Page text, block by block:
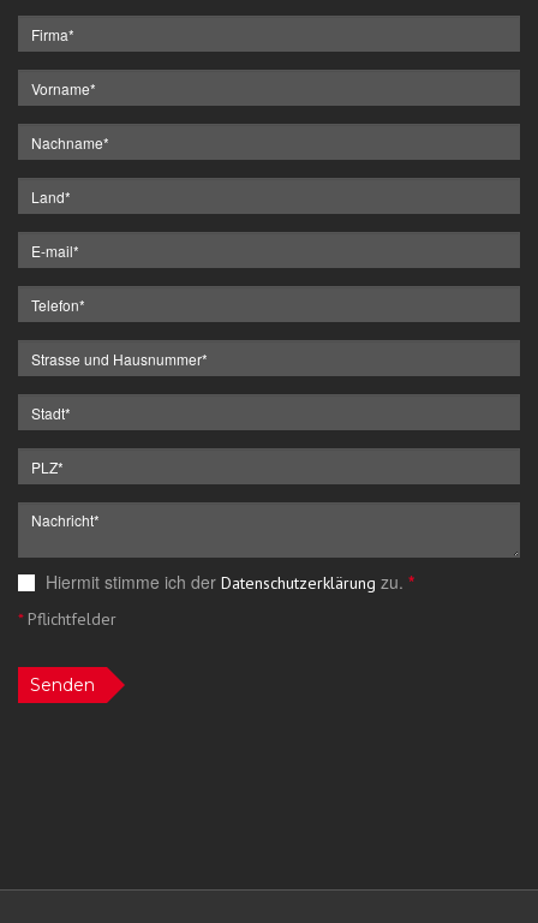
Hiermit stimme ich der Datenschutzerklärung zu. *
*Pflichtfelder
Senden